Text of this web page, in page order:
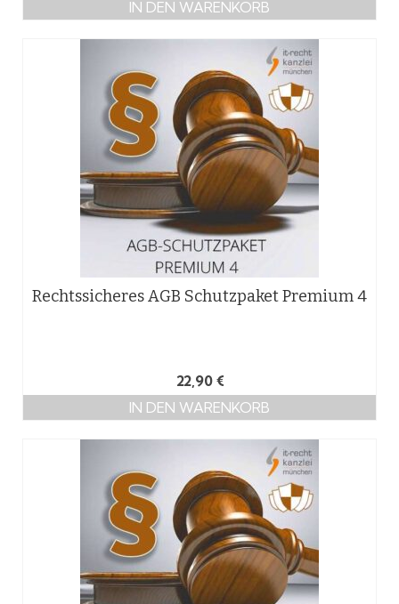
IN DEN WARENKORB
Rechtssicheres AGB Schutzpaket Premium 4
22,90 €
IN DEN WARENKORB